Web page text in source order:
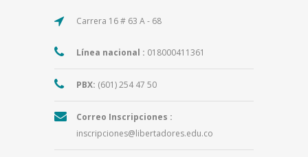
Carrera 16 # 63 A - 68
Línea nacional : 018000411361
PBX: (601) 254 47 50
Correo Inscripciones :
inscripciones@libertadores.edu.co